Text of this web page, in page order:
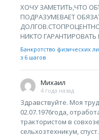
ХОЧУ ЗАМЕТИТЬ,ЧТО
ПОДРАЗУМЕВАЕТ
НИКТО
Банкротство физических
з 6 шагов
Михаил
4 года назад
Здравствуйте. Моя
02.07.1976года,
трактористом в
сельхозтехникум,